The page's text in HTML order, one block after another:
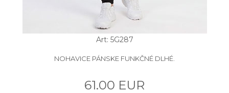
Art: 5G287
NOHAVICE PÁNSKE FUNKČNÉ DLHÉ.
61.00 EUR